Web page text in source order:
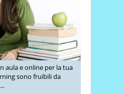
aula e online per la tua
sono fruibili da